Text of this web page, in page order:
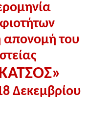
απονομή του
Δεκεμβρίου